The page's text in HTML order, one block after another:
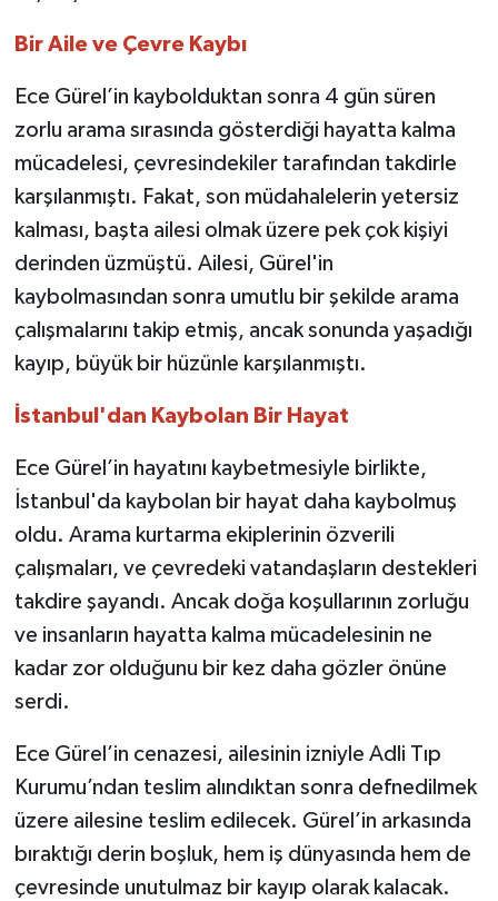
Bir Aile ve Çevre Kaybı
Ece Gürel’in kaybolduktan sonra 4 gün süren
zorlu arama sırasında gösterdiği hayatta kalma
mücadelesi, çevresindekiler tarafından takdirle
karşılanmıştı. Fakat, son müdahalelerin yetersiz
kalması, başta ailesi olmak üzere pek çok kişiyi
derinden üzmüştü. Ailesi, Gürel'in
kaybolmasından sonra umutlu bir şekilde arama
çalışmalarını takip etmiş, ancak sonunda yaşadığı
kayıp, büyük bir hüzünle karşılanmıştı.
İstanbul'dan Kaybolan Bir Hayat
Ece Gürel’in hayatını kaybetmesiyle birlikte,
İstanbul'da kaybolan bir hayat daha kaybolmuş
oldu. Arama kurtarma ekiplerinin özverili
çalışmaları, ve çevredeki vatandaşların destekleri
takdire şayandı. Ancak doğa koşullarının zorluğu
ve insanların hayatta kalma mücadelesinin ne
kadar zor olduğunu bir kez daha gözler önüne
serdi.
Ece Gürel’in cenazesi, ailesinin izniyle Adli Tıp
Kurumu’ndan teslim alındıktan sonra defnedilmek
üzere ailesine teslim edilecek. Gürel’in arkasında
bıraktığı derin boşluk, hem iş dünyasında hem de
çevresinde unutulmaz bir kayıp olarak kalacak.